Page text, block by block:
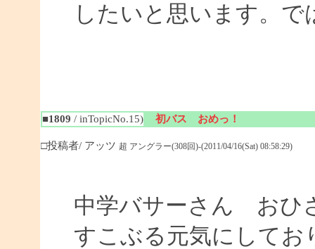
したいと思います。で
■1809 / inTopicNo.15) 初バス おめっ！
□投稿者/ アッツ 超 アングラー(308回)-(2011/04/16(Sat) 08:58:29)
中学バサーさん おひ
すこぶる元気にしてお